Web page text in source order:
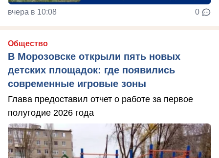
вчера в 10:08 0
Общество
В Морозовске открыли пять новых
детских площадок: где появились
современные игровые зоны
Глава предоставил отчет о работе за первое
полугодие 2026 года